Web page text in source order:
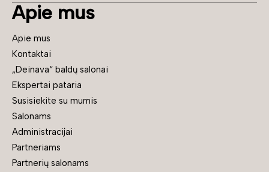
Apie mus
Apie mus
Kontaktai
„Deinava“ baldų salonai
Ekspertai pataria
Susisiekite su mumis
Salonams
Administracijai
Partneriams
Partnerių salonams